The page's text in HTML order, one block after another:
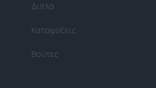
Διπλά
Καταψύξεις
Βούτες